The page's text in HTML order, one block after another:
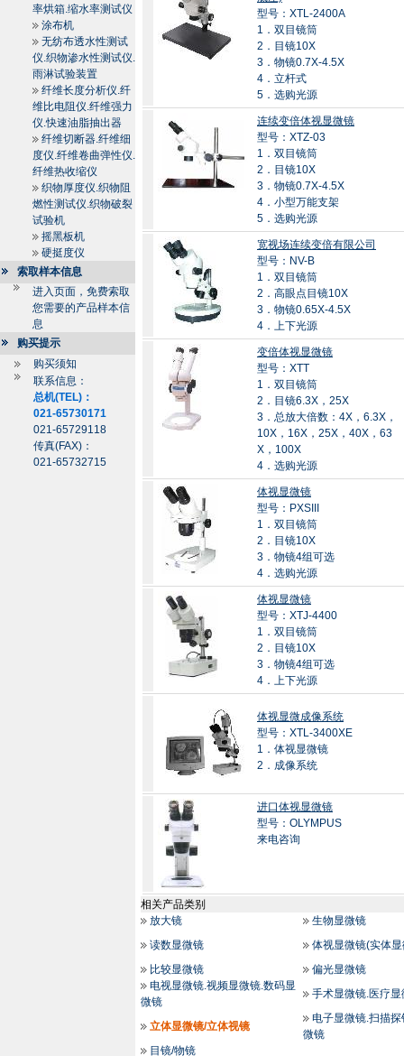
率烘箱.缩水率测试仪
涂布机
无纺布透水性测试
仪.织物渗水性测试仪.
雨淋试验装置
纤维长度分析仪.纤
维比电阻仪.纤维强力
仪.快速油脂抽出器
纤维切断器.纤维细
度仪.纤维卷曲弹性仪.
纤维热收缩仪
织物厚度仪.织物阻
燃性测试仪.织物破裂
试验机
摇黑板机
硬挺度仪
索取样本信息
进入页面，免费索取
您需要的产品样本信
息
购买提示
购买须知
联系信息：
总机(TEL)：
021-65730171
021-65729118
传真(FAX)：
021-65732715
型号：XTL-2400A
1．双目镜筒
2．目镜10X
3．物镜0.7X-4.5X
4．立杆式
5．选购光源
连续变倍体视显微镜
型号：XTZ-03
1．双目镜筒
2．目镜10X
3．物镜0.7X-4.5X
4．小型万能支架
5．选购光源
宽视场连续变倍有限公司
型号：NV-B
1．双目镜筒
2．高眼点目镜10X
3．物镜0.65X-4.5X
4．上下光源
变倍体视显微镜
型号：XTT
1．双目镜筒
2．目镜6.3X，25X
3．总放大倍数：4X，6.3X，
10X，16X，25X，40X，63
X，100X
4．选购光源
体视显微镜
型号：PXSIII
1．双目镜筒
2．目镜10X
3．物镜4组可选
4．选购光源
体视显微镜
型号：XTJ-4400
1．双目镜筒
2．目镜10X
3．物镜4组可选
4．上下光源
体视显微成像系统
型号：XTL-3400XE
1．体视显微镜
2．成像系统
进口体视显微镜
型号：OLYMPUS
来电咨询
相关产品类别
放大镜
生物显微镜
读数显微镜
体视显微镜(实体
比较显微镜
偏光显微镜
电视显微镜.视频显微镜.数码显
微镜
手术显微镜.医疗
立体显微镜/立体视镜
电子显微镜.扫描
微镜
目镜/物镜